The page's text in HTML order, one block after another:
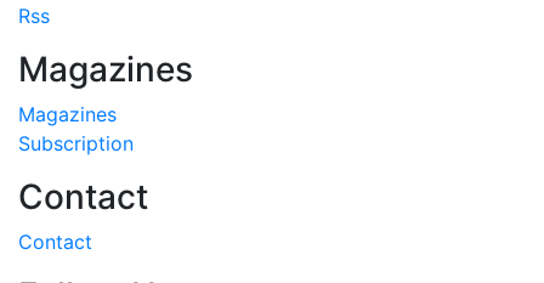
Rss
Magazines
Magazines
Subscription
Contact
Contact